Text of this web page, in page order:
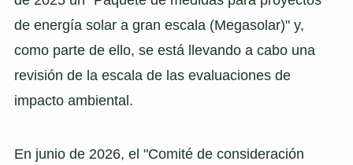
de energía solar a gran escala (Megasolar)" y,
como parte de ello, se está llevando a cabo una
revisión de la escala de las evaluaciones de
impacto ambiental.
En junio de 2026, el "Comité de consideración